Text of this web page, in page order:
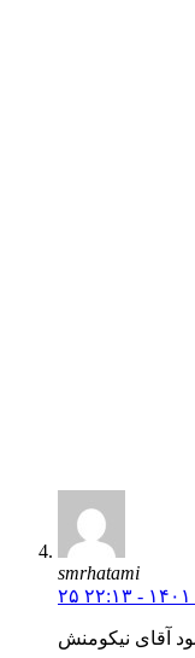
smrhatami
آقای نیکومنش